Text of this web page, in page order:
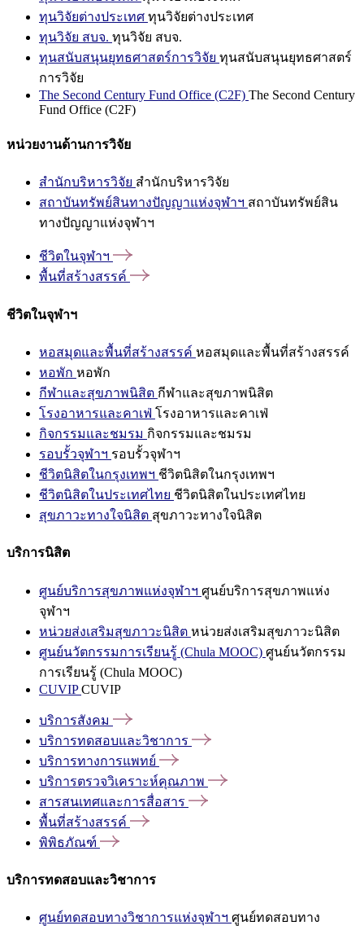
ทุนวิจัยต่างประเทศ ทุนวิจัยต่างประเทศ
ทุนวิจัย สบจ. ทุนวิจัย สบจ.
ทุนสนับสนุนยุทธศาสตร์การวิจัย ทุนสนับสนุนยุทธศาสตร์
การวิจัย
The Second Century Fund Office (C2F) The Second Century
Fund Office (C2F)
หน่วยงานด้านการวิจัย
สำนักบริหารวิจัย สำนักบริหารวิจัย
สถาบันทรัพย์สินทางปัญญาแห่งจุฬาฯ สถาบันทรัพย์สิน
ทางปัญญาแห่งจุฬาฯ
ชีวิตในจุฬาฯ
พื้นที่สร้างสรรค์
ชีวิตในจุฬาฯ
หอสมุดและพื้นที่สร้างสรรค์ หอสมุดและพื้นที่สร้างสรรค์
หอพัก หอพัก
กีฬาและสุขภาพนิสิต กีฬาและสุขภาพนิสิต
โรงอาหารและคาเฟ่ โรงอาหารและคาเฟ่
กิจกรรมและชมรม กิจกรรมและชมรม
รอบรั้วจุฬาฯ รอบรั้วจุฬาฯ
ชีวิตนิสิตในกรุงเทพฯ ชีวิตนิสิตในกรุงเทพฯ
ชีวิตนิสิตในประเทศไทย ชีวิตนิสิตในประเทศไทย
สุขภาวะทางใจนิสิต สุขภาวะทางใจนิสิต
บริการนิสิต
ศูนย์บริการสุขภาพแห่งจุฬาฯ ศูนย์บริการสุขภาพแห่ง
จุฬาฯ
หน่วยส่งเสริมสุขภาวะนิสิต หน่วยส่งเสริมสุขภาวะนิสิต
ศูนย์นวัตกรรมการเรียนรู้ (Chula MOOC) ศูนย์นวัตกรรม
การเรียนรู้ (Chula MOOC)
CUVIPCUVIP
บริการสังคม
บริการทดสอบและวิชาการ
บริการทางการแพทย์
บริการตรวจวิเคราะห์คุณภาพ
สารสนเทศและการสื่อสาร
พื้นที่สร้างสรรค์
พิพิธภัณฑ์
บริการทดสอบและวิชาการ
ศูนย์ทดสอบทางวิชาการแห่งจุฬาฯ ศูนย์ทดสอบทาง